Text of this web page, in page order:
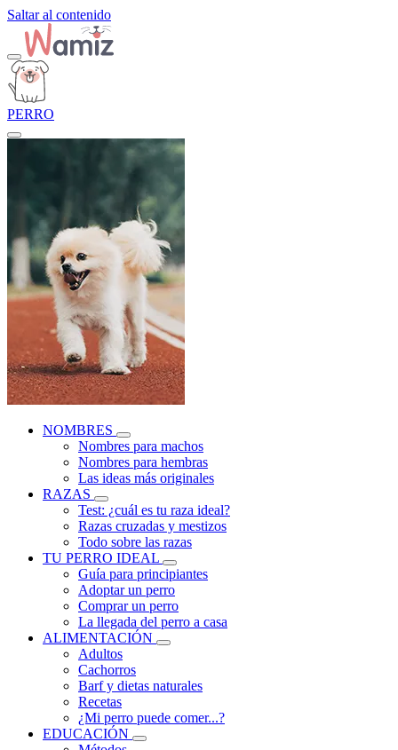
Saltar al contenido
PERRO
NOMBRES
Nombres para machos
Nombres para hembras
Las ideas más originales
RAZAS
Test: ¿cuál es tu raza ideal?
Razas cruzadas y mestizos
Todo sobre las razas
TU PERRO IDEAL
Guía para principiantes
Adoptar un perro
Comprar un perro
La llegada del perro a casa
ALIMENTACIÓN
Adultos
Cachorros
Barf y dietas naturales
Recetas
¿Mi perro puede comer...?
EDUCACIÓN